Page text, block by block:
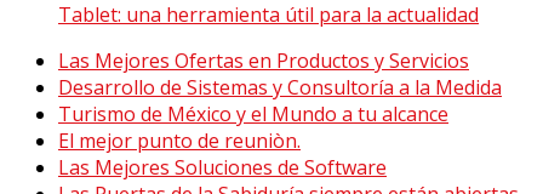
Tablet: una herramienta útil para la actualidad
Las Mejores Ofertas en Productos y Servicios
Desarrollo de Sistemas y Consultoría a la Medida
Turismo de México y el Mundo a tu alcance
El mejor punto de reuniòn.
Las Mejores Soluciones de Software